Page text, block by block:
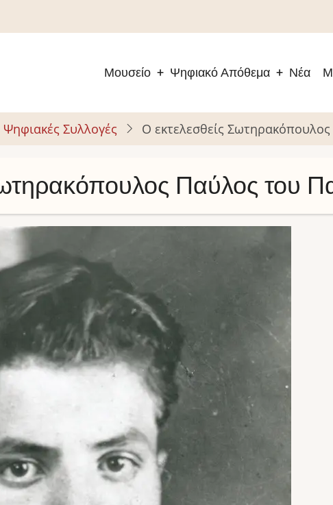
Μουσείο Ψηφιακό Απόθεμα Νέα
Ψηφιακές Συλλογές Ο εκτελεσθείς
Παύλος του